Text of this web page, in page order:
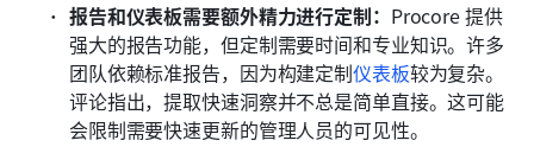
报告和仪表板需要额外精力进行定制： Procore 提供
强大的报告功能，但定制需要时间和专业知识。许多
团队依赖标准报告，因为构建定制仪表板较为复杂。
评论指出，提取快速洞察并不总是简单直接。这可能
会限制需要快速更新的管理人员的可见性。